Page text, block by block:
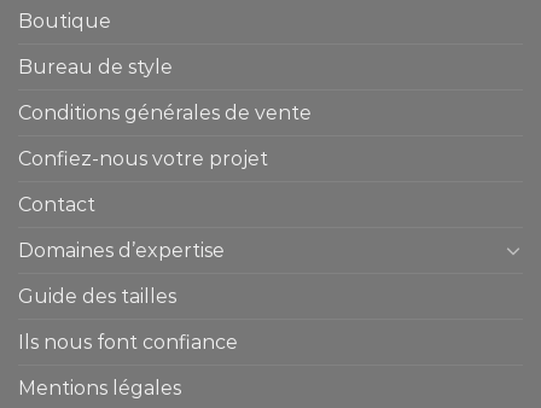
Boutique
Bureau de style
Conditions générales de vente
Confiez-nous votre projet
Contact
Domaines d’expertise
Guide des tailles
Ils nous font confiance
Mentions légales